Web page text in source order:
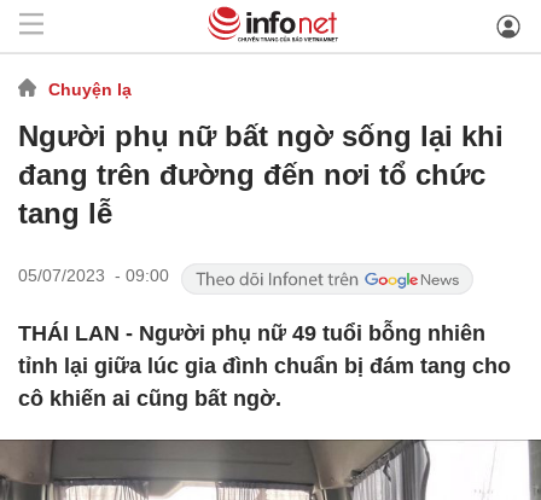
Chuyện lạ
Người phụ nữ bất ngờ sống lại khi
đang trên đường đến nơi tổ chức
tang lễ
05/07/2023 - 09:00
THÁI LAN - Người phụ nữ 49 tuổi bỗng nhiên
tỉnh lại giữa lúc gia đình chuẩn bị đám tang cho
cô khiến ai cũng bất ngờ.